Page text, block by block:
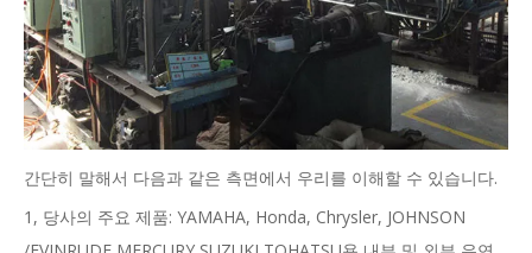
간단히 말해서 다음과 같은 측면에서 우리를 이해할 수 있습니다.
1, 당사의 주요 제품: YAMAHA, Honda, Chrysler, JOHNSON